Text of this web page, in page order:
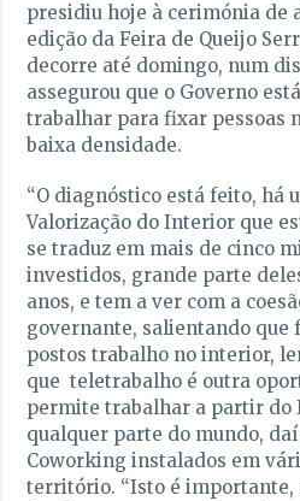
presidiu hoje à cerimónia de
edição da Feira de Queijo
decorre até domingo, num
assegurou que o Governo
trabalhar para fixar pessoas
baixa densidade.
“O diagnóstico está feito, há
Valorização do Interior que
se traduz em mais de cinco
investidos, grande parte
anos, e tem a ver com a
governante, salientando que
postos trabalho no interior,
que teletrabalho é outra
permite trabalhar a partir do
qualquer parte do mundo,
Coworking instalados em
território. “Isto é importante,